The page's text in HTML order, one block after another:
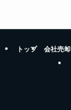
トップ 会社売却